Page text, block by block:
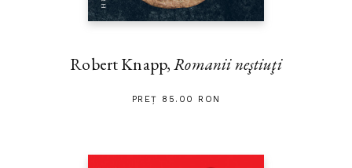
Robert Knapp,Romanii neştiuţi
PREȚ 85.00 RON